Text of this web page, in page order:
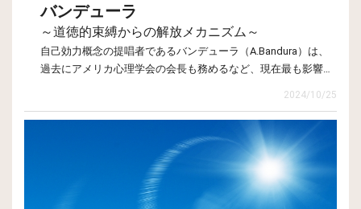
バンデューラ
～道徳的束縛からの解放メカニズム～
自己効力概念の提唱者であるバンデューラ（A.Bandura）は、
過去にアメリカ心理学会の会長も務めるなど、現在最も影響力
す。ここではこの理論そのものを解説するスペースはありませ
んが、たとえば「人・環境・行動」の関係をどうとらえるかと
いうことが、バンデューラの考え方をよく表しています。
E)」という公式が有名です。すなわち、行動（Behavior）は人
（Person）と環境（Environment）との相互作用によって生み
出されるという考え方です。これに対してバンデューラは、行
動は人と環境の相互作用の結果に留まるものではなく、行動も
また人と環境に働きかけるという相互決定主義を主張しまし
相互決定主義
2024/10/25